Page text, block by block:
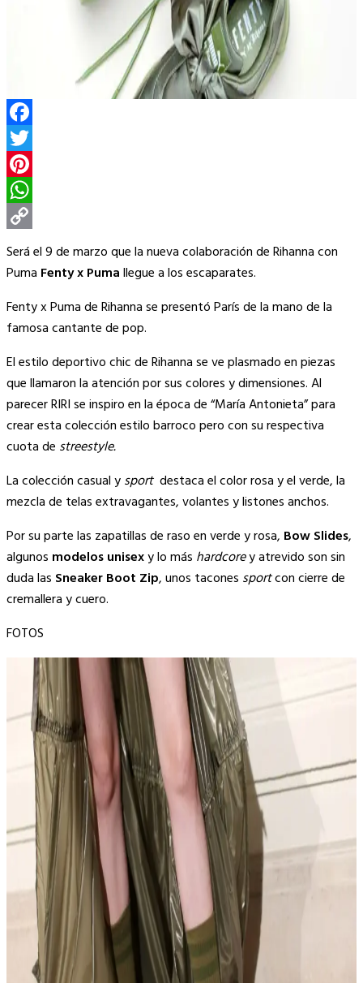
Facebook
Twitter
Pinterest
WhatsApp
Copy
Link
Será el 9 de marzo que la nueva colaboración de Rihanna con
Puma Fenty x Pumallegue a los escaparates.
Fenty x Puma de Rihanna se presentó París de la mano de la
famosa cantante de pop.
El estilo deportivo chic de Rihanna se ve plasmado en piezas
que llamaron la atención por sus colores y dimensiones. Al
parecer RIRI se inspiro en la época de “María Antonieta” para
crear esta colección estilo barroco pero con su respectiva
cuota de streestyle.
La colección casual ysport destaca el color rosa y el verde, la
mezcla de telas extravagantes, volantes y listones anchos.
Por su parte las zapatillas de raso en verde y rosa, Bow Slides,
algunos modelos unisexy lo más hardcorey atrevido son sin
duda las Sneaker Boot Zip, unos tacones sportcon cierre de
cremallera y cuero.
FOTOS